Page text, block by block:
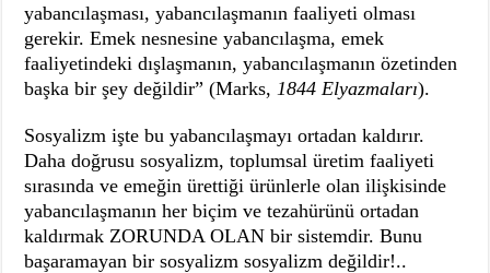
yabancılaşması, yabancılaşmanın faaliyeti olması
gerekir. Emek nesnesine yabancılaşma, emek
faaliyetindeki dışlaşmanın, yabancılaşmanın özetinden
başka bir şey değildir” (Marks,1844 Elyazmaları).
Sosyalizm işte bu yabancılaşmayı ortadan kaldırır.
Daha doğrusu sosyalizm, toplumsal üretim faaliyeti
sırasında ve emeğin ürettiği ürünlerle olan ilişkisinde
yabancılaşmanın her biçim ve tezahürünü ortadan
kaldırmak ZORUNDA OLAN bir sistemdir. Bunu
başaramayan bir sosyalizm sosyalizm değildir!..